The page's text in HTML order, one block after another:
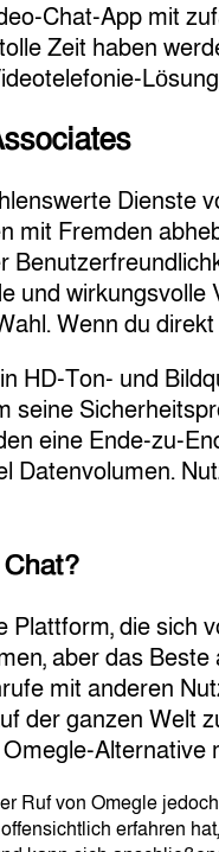
Chat-App mit
Zeit haben
Dienste
mit Fremden
und
Wenn du
HD-Ton- und
seine
eine Ende-zu-
Datenvolumen.
Plattform, die sich
aber das
mit anderen
der ganzen Welt
Ruf von Omegle
erfahren